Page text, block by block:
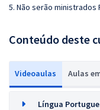
5. Não serão ministrados
Conteúdo deste
Videoaulas Aulas
Língua